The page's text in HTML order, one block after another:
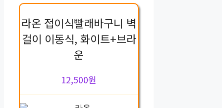
라온 접이식빨래바구니 벽
걸이 이동식, 화이트+브라
운
12,500원